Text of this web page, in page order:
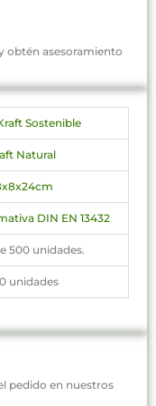
obtén asesoramiento
Sostenible
Natural
DIN EN 13432
500 unidades.
unidades
pedido en nuestros